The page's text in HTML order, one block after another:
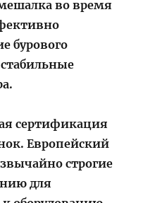
во время
бурового
сертификация
Европейский
строгие
для